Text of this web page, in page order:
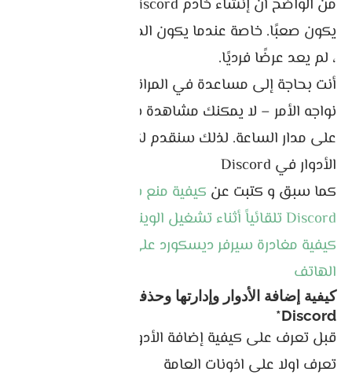
يكون صعبًا. خاصة عندما يكون الخادم مكتظًا بالأعضاء
، لم يعد عرضًا فرديًا.
أنت بحاجة إلى مساعدة في المراقبة والاعتدال. ودعنا
نواجه الأمر – لا يمكنك مشاهدة سيرفر الخاص بك
على مدار الساعة. لذلك سنقدم لكم كيفية إضافة
الأدوار في Discord
كما سبق و كتبت عن كيفية منع فتح ديسكورد
Discord تلقائياً أثناء تشغيل الويندوز
كيفية مغادرة سيرفر ديسكورد على الكمبيوتر و
الهاتف
كيفية إضافة الأدوار وإدارتها وحذفها في ديسكورد
Discord*
تعرف اولا على اذونات العامة